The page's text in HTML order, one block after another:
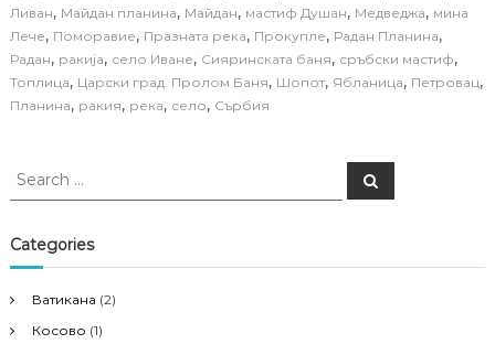
Ливан, Майдан планина, Майдан, мастиф Душан, Медведжа, мина
Лече, Поморавие, Празната река, Прокупле, Радан Планина,
Радан, ракија, село Иване, Сияринската баня, сръбски мастиф,
Топлица, Царски град. Пролом Баня, Шопот, Ябланица, Петровац,
Планина, ракия, река, село, Сърбия
S
r
c
f
o
S
e
Categories
Ватикана (2)
Косово (1)